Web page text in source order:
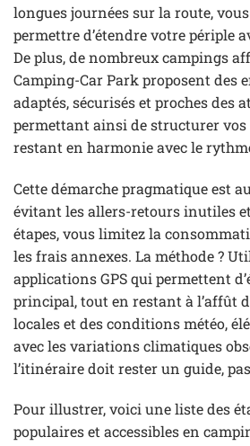
longues journées sur la route,
permettre d’étendre votre périple
De plus, de nombreux campings
Camping-Car Park proposent des
adaptés, sécurisés et proches des
permettant ainsi de structurer vos
restant en harmonie avec le
Cette démarche pragmatique est
évitant les allers-retours inutiles
étapes, vous limitez la
les frais annexes. La méthode ?
applications GPS qui permettent
principal, tout en restant à l’affût
locales et des conditions météo,
avec les variations climatiques
l’itinéraire doit rester un guide,
Pour illustrer, voici une liste des
populaires et accessibles en